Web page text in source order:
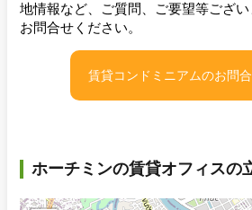
地情報など、ご質問、ご要望等ござ
お問合せください。
賃貸コンドミニアムのお問合
ホーチミンの賃貸オフィスの